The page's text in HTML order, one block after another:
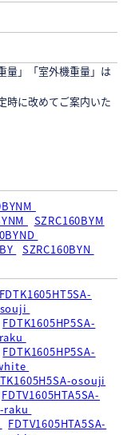
量」「室外機重量」は
時に改めてご案内いた
SZRC160BYM
SZRC160BYN
FDTK1605HT5SA-
FDTK1605HP5SA-
FDTK1605HP5SA-
osouji
FDTV1605HTA5SA-
raku
FDTV1605HTA5SA-